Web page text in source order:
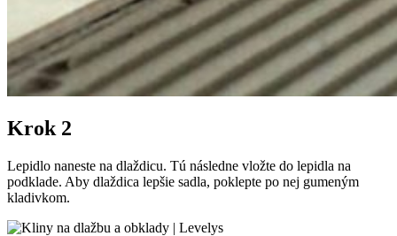
Krok 2
Lepidlo naneste na dlaždicu. Tú následne vložte do lepidla na
podklade. Aby dlaždica lepšie sadla, poklepte po nej gumeným
kladivkom.